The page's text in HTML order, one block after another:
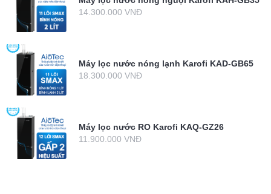
14.300.000 VNĐ
Máy lọc nước nóng lạnh Karofi KAD-GB65
18.300.000 VNĐ
Máy lọc nước RO Karofi KAQ-GZ26
11.900.000 VNĐ